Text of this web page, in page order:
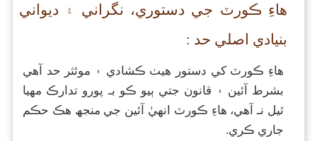
هاءِ ڪورٽ جي دستوري، نگراني ۽ ديواني
بنيادي اصلي حد :
هاءِ ڪورٽ کي دستور هيٺ ڪشادي ۽ موئثر حد آهي
بشرط آئين ۽ قانون جتي ٻيو ڪو بـ پورو تدارڪ مهيا
ٿيل نـ آهي، هاءِ ڪورٽ انهيٰ آئين جي منجھ هڪ حڪم
جاري ڪري.